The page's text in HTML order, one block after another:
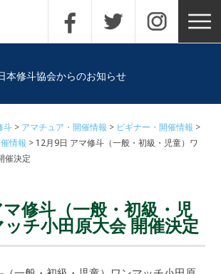
本修斗協会からのお知らせ
斗 アマチュア・開催情報
ビギナー・開催情報
情報
12月9日 アマ修斗（一般・初級・児童）ワ
催決定
修斗（一般・初級・児
チ小田原大会 開催決定